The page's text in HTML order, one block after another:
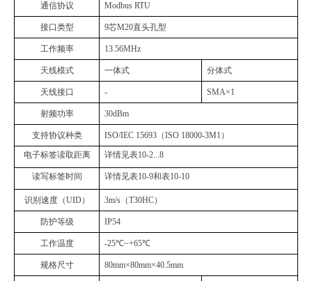
通信协议
Modbus RTU
接口类型 9芯M20直头孔型
工作频率 13.56MHz
天线模式 一体式 分体式
天线接口 - SMA×1
射频功率 30dBm
支持协议种类 ISO/IEC 15693 （ISO 18000-3M1 ）
电子标签读取距离
详情见表10-2...8
读写标签时间 详情见表10-9和表10-10
识别速度（UID） 3m/s （T30HC）
防护等级 IP54
工作温度 -25℃~+65℃
规格尺寸 80mm×80mm×40.5mm